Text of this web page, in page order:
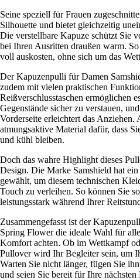
Seine speziell für Frauen
Silhouette und bietet gleichzeitig
Die verstellbare Kapuze schützt Sie
bei Ihren Ausritten draußen warm.
voll auskosten, ohne sich um das
Der Kapuzenpulli für Damen
zudem mit vielen praktischen
Reißverschlusstaschen ermöglichen
Gegenstände sicher zu verstauen,
Vorderseite erleichtert das Anziehen.
atmungsaktive Material dafür, dass
und kühl bleiben.
Doch das wahre Highlight dieses
Design. Die Marke Samshield hat
gewählt, um diesem technischen
Touch zu verleihen. So können Sie
leistungsstark während Ihrer
Zusammengefasst ist der
Spring Flower die ideale Wahl für
Komfort achten. Ob im Wettkampf
Pullover wird Ihr Begleiter sein, um
Warten Sie nicht länger, fügen Sie
und seien Sie bereit für Ihre nächsten